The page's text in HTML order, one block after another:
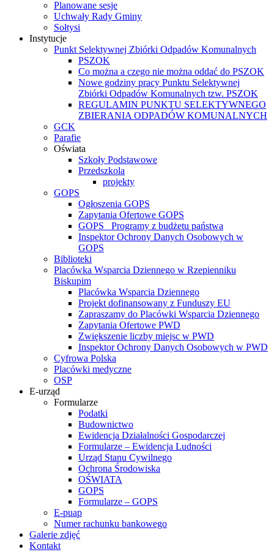
Planowane sesje
Uchwały Rady Gminy
Sołtysi
Instytucje
Punkt Selektywnej Zbiórki Odpadów Komunalnych
PSZOK
Co można a czego nie można oddać do PSZOK
Nowe godziny pracy Punktu Selektywnej
Zbiórki Odpadów Komunalnych tzw. PSZOK
REGULAMIN PUNKTU SELEKTYWNEGO
ZBIERANIA ODPADÓW KOMUNALNYCH
GCK
Parafie
Oświata
Szkoły Podstawowe
Przedszkola
projekty
GOPS
Ogłoszenia GOPS
Zapytania Ofertowe GOPS
GOPS_ Programy z budżetu państwa
Inspektor Ochrony Danych Osobowych w
GOPS
Biblioteki
Placówka Wsparcia Dziennego w Rzepienniku
Biskupim
Placówka Wsparcia Dziennego
Projekt dofinansowany z Funduszy EU
Zapraszamy do Placówki Wsparcia Dziennego
Zapytania Ofertowe PWD
Zwiększenie liczby miejsc w PWD
Inspektor Ochrony Danych Osobowych w PWD
Cyfrowa Polska
Placówki medyczne
OSP
E-urząd
Formularze
Podatki
Budownictwo
Ewidencja Działalności Gospodarczej
Formularze – Ewidencja Ludności
Urząd Stanu Cywilnego
Ochrona Środowiska
OŚWIATA
GOPS
Formularze – GOPS
E-puap
Numer rachunku bankowego
Galerie zdjęć
Kontakt